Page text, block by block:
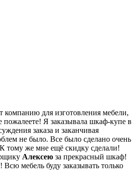
компанию для изготовления мебели,
Я заказывала шкаф-купе в
заказа и заканчивая
не было. Все было сделано очень
тому же мне ещё скидку сделали!
Алексею за прекрасный шкаф!
Всю мебель буду заказывать только